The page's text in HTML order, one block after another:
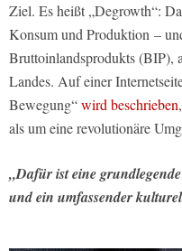
Ziel. Es heißt „Degrowth“:
Konsum und Produktion –
Bruttoinlandsprodukts (BIP),
Landes. Auf einer
Bewegung“wird beschrieben
als um eine revolutionäre
„Dafür ist eine
und ein umfassender